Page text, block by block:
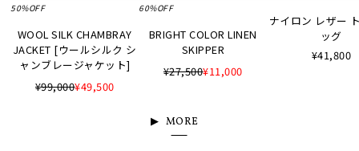
50%OFF
WOOL SILK CHAMBRAY
JACKET [ウールシルク シ
ャンブレージャケット]
¥99,000¥49,500
60%OFF
BRIGHT COLOR LINEN
SKIPPER
¥27,500¥11,000
ナイロン レザー
ッグ
¥41,800
MORE